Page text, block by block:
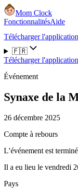
Mom Clock
FonctionnalitésAide
Télécharger l'application
🇫🇷
Télécharger l'application
Événement
Synaxe de la
26 décembre 2025
Compte à rebours
L’événement est terminé
Il a eu lieu le vendredi
Pays